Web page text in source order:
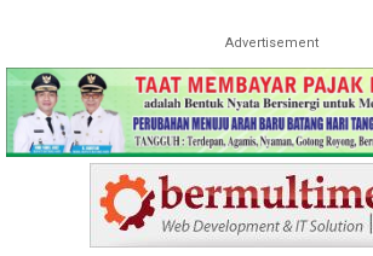
Advertisement